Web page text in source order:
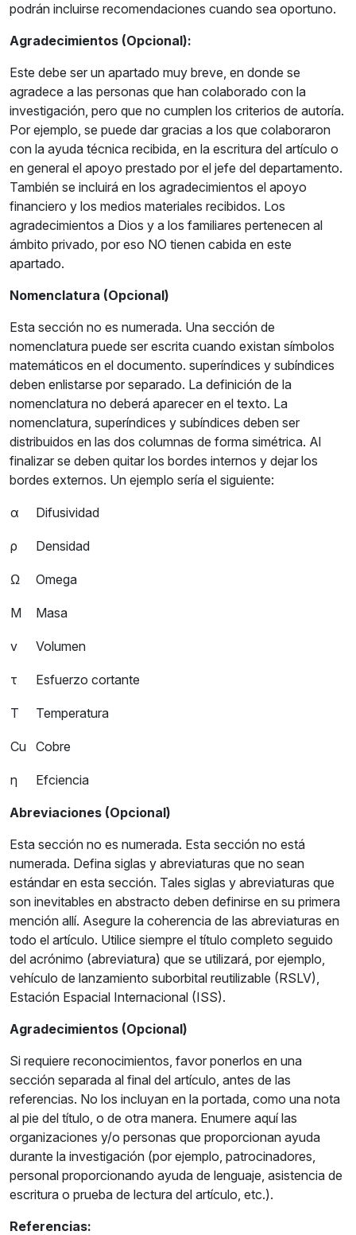
podrán incluirse recomendaciones cuando sea oportuno.
Agradecimientos (Opcional):
Este debe ser un apartado muy breve, en donde se
agradece a las personas que han colaborado con la
investigación, pero que no cumplen los criterios de autoría.
Por ejemplo, se puede dar gracias a los que colaboraron
con la ayuda técnica recibida, en la escritura del artículo o
en general el apoyo prestado por el jefe del departamento.
También se incluirá en los agradecimientos el apoyo
financiero y los medios materiales recibidos. Los
agradecimientos a Dios y a los familiares pertenecen al
ámbito privado, por eso NO tienen cabida en este
apartado.
Nomenclatura (Opcional)
Esta sección no es numerada. Una sección de
nomenclatura puede ser escrita cuando existan símbolos
matemáticos en el documento. superíndices y subíndices
deben enlistarse por separado. La definición de la
nomenclatura no deberá aparecer en el texto. La
nomenclatura, superíndices y subíndices deben ser
distribuidos en las dos columnas de forma simétrica. Al
finalizar se deben quitar los bordes internos y dejar los
bordes externos. Un ejemplo sería el siguiente:
α Difusividad
ρ Densidad
Ω Omega
M Masa
v Volumen
τ Esfuerzo cortante
T Temperatura
Cu Cobre
η Efciencia
Abreviaciones (Opcional)
Esta sección no es numerada. Esta sección no está
numerada. Defina siglas y abreviaturas que no sean
estándar en esta sección. Tales siglas y abreviaturas que
son inevitables en abstracto deben definirse en su primera
mención allí. Asegure la coherencia de las abreviaturas en
todo el artículo. Utilice siempre el título completo seguido
del acrónimo (abreviatura) que se utilizará, por ejemplo,
vehículo de lanzamiento suborbital reutilizable (RSLV),
Estación Espacial Internacional (ISS).
Agradecimientos (Opcional)
Si requiere reconocimientos, favor ponerlos en una
sección separada al final del artículo, antes de las
referencias. No los incluyan en la portada, como una nota
al pie del título, o de otra manera. Enumere aquí las
organizaciones y/o personas que proporcionan ayuda
durante la investigación (por ejemplo, patrocinadores,
personal proporcionando ayuda de lenguaje, asistencia de
escritura o prueba de lectura del artículo, etc.).
Referencias: